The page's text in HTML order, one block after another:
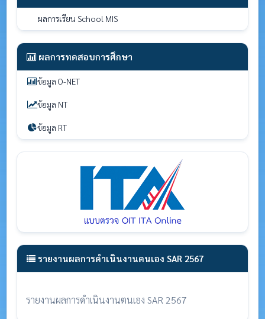
ผลการเรียน School MIS
ผลการทดสอบการศึกษา
ข้อมูล O-NET
ข้อมูล NT
ข้อมูล RT
รายงานผลการดำเนินงานตนเอง SAR 2567
รายงานผลการดำเนินงานตนเอง SAR 2567